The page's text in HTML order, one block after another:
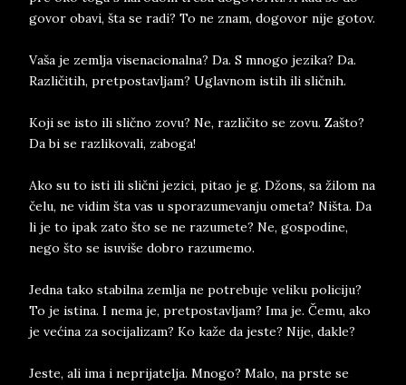
go­vor oba­vi, šta se radi? To ne znam, do­go­vor nije go­tov.
Vaša je zem­lja vi­se­na­ci­o­nal­na? Da. S mno­go je­zi­ka? Da.
Raz­ličitih, pret­po­stav­ljam? Uglav­nom istih ili sličnih.
Koji se isto ili slično zovu? Ne, raz­ličito se zovu. Zašto?
Da bi se raz­li­ko­va­li, za­bo­ga!
Ako su to isti ili slični je­zi­ci, pi­tao je g. Džons, sa žilom na
čelu, ne vi­dim šta vas u spo­ra­zu­mevan­ju ome­ta? Ništa. Da
li je to ipak zato što se ne raz­u­me­te? Ne, go­spo­di­ne,
nego što se isu­vi­še do­bro raz­u­me­mo.
Jed­na tako sta­bil­na zem­lja ne po­tre­bu­je ve­li­ku po­li­ci­ju?
To je isti­na. I nema je, pret­po­stav­ljam? Ima je. Čemu, ako
je većina za so­ci­ja­li­zam? Ko kaže da je­ste? Nije, da­kle?
Je­ste, ali ima i ne­pri­ja­tel­ja. Mno­go? Malo, na pr­ste se